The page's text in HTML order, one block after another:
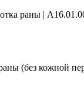
раны |
(без кожной